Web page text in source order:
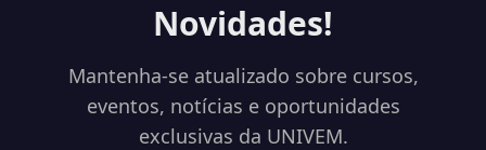
Novidades!
Mantenha-se atualizado sobre cursos,
eventos, notícias e oportunidades
exclusivas da UNIVEM.